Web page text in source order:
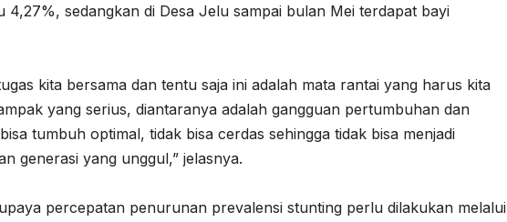
4,27%, sedangkan di Desa Jelu sampai bulan Mei terdapat bayi
kita bersama dan tentu saja ini adalah mata rantai yang harus kita
yang serius, diantaranya adalah gangguan pertumbuhan dan
tumbuh optimal, tidak bisa cerdas sehingga tidak bisa menjadi
generasi yang unggul,” jelasnya.
percepatan penurunan prevalensi stunting perlu dilakukan melalui